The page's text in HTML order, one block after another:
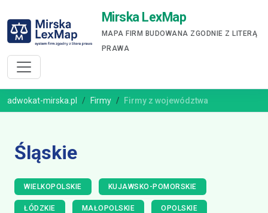
Mirska LexMap
MAPA FIRM BUDOWANA ZGODNIE Z LITERĄ
PRAWA
adwokat-mirska.pl Firmy Firmy z województwa
Śląskie
WIELKOPOLSKIE KUJAWSKO-POMORSKIE
ŁÓDZKIE MAŁOPOLSKIE OPOLSKIE